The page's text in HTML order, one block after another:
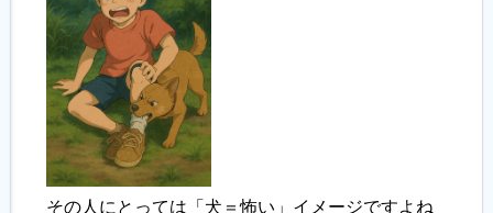
その人にとっては「犬＝怖い」イメージですよね